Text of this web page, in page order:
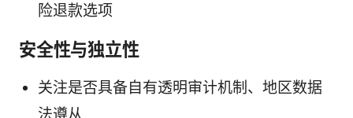
险退款选项
安全性与独立性
关注是否具备自有透明审计机制、地区数据
法遵从